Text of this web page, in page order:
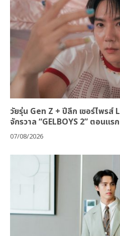
วัยรุ่น Gen Z + ปีลึก เซอร์ไพรส์
จักรวาล “GELBOYS 2” ตอนแร
07/08/2026